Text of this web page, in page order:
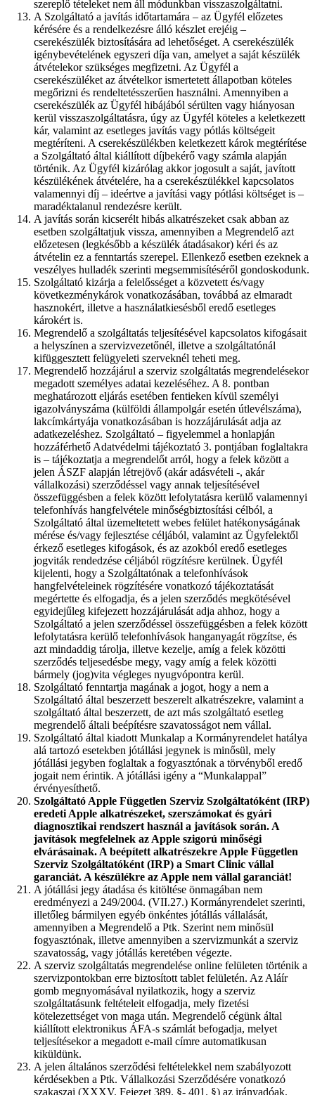
szereplő tételeket nem áll módunkban visszaszolgáltatni.
A Szolgáltató a javítás időtartamára – az Ügyfél előzetes
kérésére és a rendelkezésre álló készlet erejéig –
cserekészülék biztosítására ad lehetőséget. A cserekészülék
igénybevételének egyszeri díja van, amelyet a saját készülék
átvételekor szükséges megfizetni. Az Ügyfél a
cserekészüléket az átvételkor ismertetett állapotban köteles
megőrizni és rendeltetésszerűen használni. Amennyiben a
cserekészülék az Ügyfél hibájából sérülten vagy hiányosan
kerül visszaszolgáltatásra, úgy az Ügyfél köteles a keletkezett
kár, valamint az esetleges javítás vagy pótlás költségeit
megtéríteni. A cserekészülékben keletkezett károk megtérítése
a Szolgáltató által kiállított díjbekérő vagy számla alapján
történik. Az Ügyfél kizárólag akkor jogosult a saját, javított
készülékének átvételére, ha a cserekészülékkel kapcsolatos
valamennyi díj – ideértve a javítási vagy pótlási költséget is –
maradéktalanul rendezésre került.
A javítás során kicserélt hibás alkatrészeket csak abban az
esetben szolgáltatjuk vissza, amennyiben a Megrendelő azt
előzetesen (legkésőbb a készülék átadásakor) kéri és az
átvételin ez a fenntartás szerepel. Ellenkező esetben ezeknek a
veszélyes hulladék szerinti megsemmisítéséről gondoskodunk.
Szolgáltató kizárja a felelősséget a közvetett és/vagy
következménykárok vonatkozásában, továbbá az elmaradt
hasznokért, illetve a használatkiesésből eredő esetleges
károkért is.
Megrendelő a szolgáltatás teljesítésével kapcsolatos kifogásait
a helyszínen a szervizvezetőnél, illetve a szolgáltatónál
kifüggesztett felügyeleti szerveknél teheti meg.
Megrendelő hozzájárul a szerviz szolgáltatás megrendelésekor
megadott személyes adatai kezeléséhez. A 8. pontban
meghatározott eljárás esetében fentieken kívül személyi
igazolványszáma (külföldi állampolgár esetén útlevélszáma),
lakcímkártyája vonatkozásában is hozzájárulását adja az
adatkezeléshez. Szolgáltató – figyelemmel a honlapján
hozzáférhető Adatvédelmi tájékoztató 3. pontjában foglaltakra
is – tájékoztatja a megrendelőt arról, hogy a felek között a
jelen ÁSZF alapján létrejövő (akár adásvételi -, akár
vállalkozási) szerződéssel vagy annak teljesítésével
összefüggésben a felek között lefolytatásra kerülő valamennyi
telefonhívás hangfelvétele minőségbiztosítási célból, a
Szolgáltató által üzemeltetett webes felület hatékonyságának
mérése és/vagy fejlesztése céljából, valamint az Ügyfelektől
érkező esetleges kifogások, és az azokból eredő esetleges
jogviták rendedzése céljából rögzítésre kerülnek. Ügyfél
kijelenti, hogy a Szolgáltatónak a telefonhívások
hangfelvételeinek rögzítésére vonatkozó tájékoztatását
megértette és elfogadja, és a jelen szerződés megkötésével
egyidejűleg kifejezett hozzájárulását adja ahhoz, hogy a
Szolgáltató a jelen szerződéssel összefüggésben a felek között
lefolytatásra kerülő telefonhívások hanganyagát rögzítse, és
azt mindaddig tárolja, illetve kezelje, amíg a felek közötti
szerződés teljesedésbe megy, vagy amíg a felek közötti
bármely (jog)vita végleges nyugvópontra kerül.
Szolgáltató fenntartja magának a jogot, hogy a nem a
Szolgáltató által beszerzett beszerelt alkatrészekre, valamint a
szolgáltató által beszerzett, de azt más szolgáltató esetleg
megrendelő általi beépítésre szavatosságot nem vállal.
Szolgáltató által kiadott Munkalap a Kormányrendelet hatálya
alá tartozó esetekben jótállási jegynek is minősül, mely
jótállási jegyben foglaltak a fogyasztónak a törvényből eredő
jogait nem érintik. A jótállási igény a “Munkalappal”
érvényesíthető.
Szolgáltató Apple Független Szerviz Szolgáltatóként (IRP)
eredeti Apple alkatrészeket, szerszámokat és gyári
diagnosztikai rendszert használ a javítások során. A
javítások megfelelnek az Apple szigorú minőségi
elvárásainak. A beépített alkatrészekre Apple Független
Szerviz Szolgáltatóként (IRP) a Smart Clinic vállal
garanciát. A készülékre az Apple nem vállal garanciát!
A jótállási jegy átadása és kitöltése önmagában nem
eredményezi a 249/2004. (VII.27.) Kormányrendelet szerinti,
illetőleg bármilyen egyéb önkéntes jótállás vállalását,
amennyiben a Megrendelő a Ptk. Szerint nem minősül
fogyasztónak, illetve amennyiben a szervizmunkát a szerviz
szavatosság, vagy jótállás keretében végezte.
A szerviz szolgáltatás megrendelése online felületen történik a
szervizpontokban erre biztosított tablet felületén. Az Aláír
gomb megnyomásával nyilatkozik, hogy a szerviz
szolgáltatásunk feltételeit elfogadja, mely fizetési
kötelezettséget von maga után. Megrendelő cégünk által
kiállított elektronikus ÁFA-s számlát befogadja, melyet
teljesítésekor a megadott e-mail címre automatikusan
kiküldünk.
A jelen általános szerződési feltételekkel nem szabályozott
kérdésekben a Ptk. Vállalkozási Szerződésére vonatkozó
szakaszai (XXXV. Fejezet 389. §- 401. §) az irányadóak.